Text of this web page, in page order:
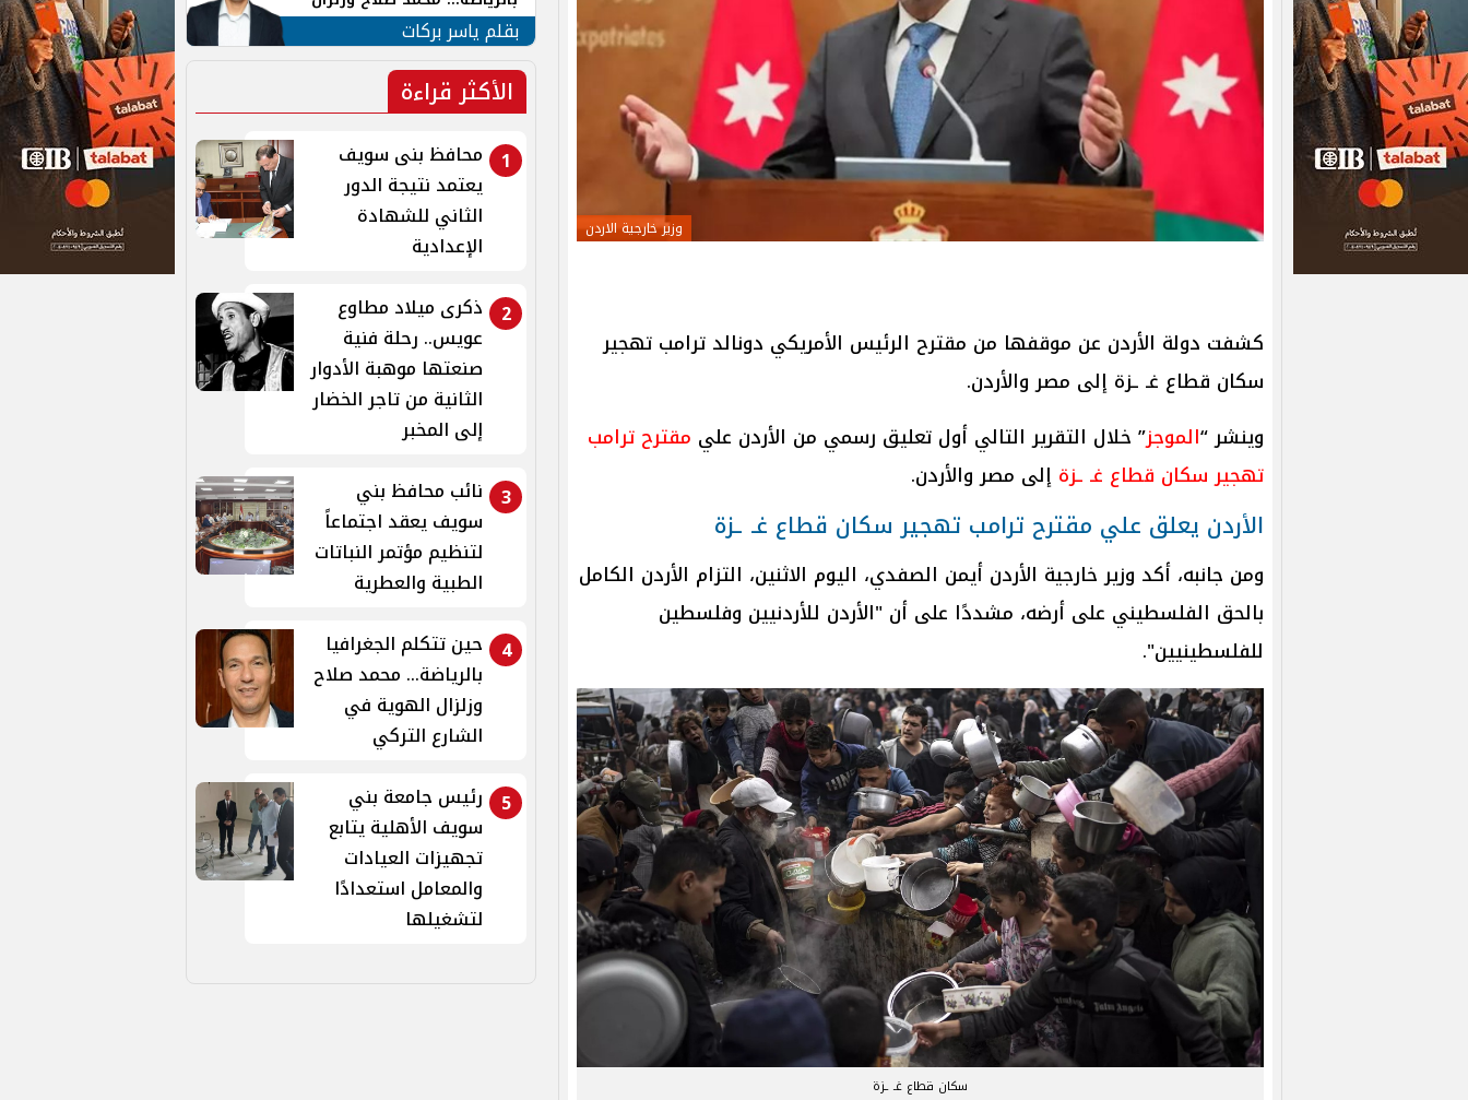
وزير خارجية الاردن
كشفت دولة الأردن عن موقفها من مقترح الرئيس الأمريكي دونالد ترامب تهجير
سكان قطاع غـ ـزة إلى مصر والأردن.
وينشر “الموجز” خلال التقرير التالي أول تعليق رسمي من الأردن علي مقترح ترامب
تهجير سكان قطاع غـ ـزة إلى مصر والأردن.
الأردن يعلق علي مقترح ترامب تهجير سكان قطاع غـ ـزة
ومن جانبه، أكد وزير خارجية الأردن أيمن الصفدي، اليوم الاثنين، التزام الأردن الكامل
بالحق الفلسطيني على أرضه، مشددًا على أن "الأردن للأردنيين وفلسطين
للفلسطينيين".
سكان قطاع غـ ـزة
الهوية في الشارع التركي
بقلم ياسر بركات
الأكثر قراءة
1
محافظ بنى سويف
يعتمد نتيجة الدور
الثاني للشهادة
الإعدادية
2
ذكرى ميلاد مطاوع
عويس.. رحلة فنية
صنعتها موهبة الأدوار
الثانية من تاجر الخضار
إلى المخبر
3 نائب محافظ بني
سويف يعقد اجتماعاً
لتنظيم مؤتمر النباتات
الطبية والعطرية
4
حين تتكلم الجغرافيا
بالرياضة... محمد صلاح
وزلزال الهوية في
الشارع التركي
5
رئيس جامعة بني
سويف الأهلية يتابع
تجهيزات العيادات
والمعامل استعدادًا
لتشغيلها